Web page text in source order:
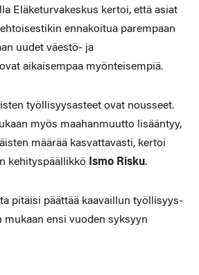
Eläketurvakeskus kertoi, että asiat
ennakoitua parempaan
uudet väestö- ja
aikaisempaa myönteisempiä.
työllisyysasteet ovat nousseet.
myös maahanmuutto lisääntyy,
määrää kasvattavasti, kertoi
kehityspäällikkö Ismo Risku.
pitäisi päättää kaavaillun työllisyys-
mukaan ensi vuoden syksyyn